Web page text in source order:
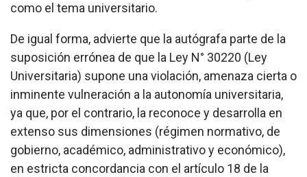
como el tema universitario.
De igual forma, advierte que la autógrafa parte de la
suposición errónea de que la Ley N° 30220 (Ley
Universitaria) supone una violación, amenaza cierta o
inminente vulneración a la autonomía universitaria,
ya que, por el contrario, la reconoce y desarrolla en
extenso sus dimensiones (régimen normativo, de
gobierno, académico, administrativo y económico),
en estricta concordancia con el artículo 18 de la